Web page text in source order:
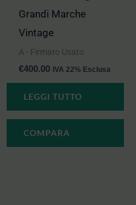
Grandi Marche
Vintage
A - Firmato Usato
€400.00 IVA 22% Esclusa
LEGGI TUTTO
COMPARA